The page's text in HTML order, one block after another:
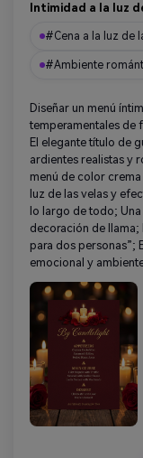
Intimidad a la luz
#Cena a la luz de
#Ambiente
Diseñar un menú
temperamentales de
El elegante título de
ardientes realistas y
menú de color
luz de las velas y
lo largo de todo;
decoración de llama;
para dos personas”;
emocional y